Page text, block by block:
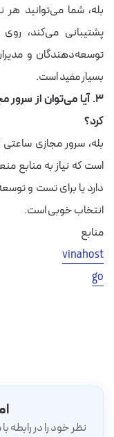
بله، شما می‌توانید هر
توسعه‌دهندگان و
بسیار مفید است.
۳. آیا می‌توان از
کرد؟
بله، سرور مجازی
است که نیاز به منابع
انتخاب خوبی است.
منابع
vinahost
go
نظر خود را در رابطه